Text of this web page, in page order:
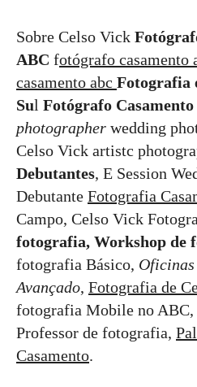
Sobre Celso Vick
ABC fotógrafo casamento
casamento abc Fotografia
Sul Fotógrafo
photographer wedding
Celso Vick artistc
Debutantes, E Session
Debutante Fotografia
Campo, Celso Vick
fotografia, Workshop de
fotografia Básico,
Avançado, Fotografia de
fotografia Mobile no ABC,
Professor de fotografia,
Casamento.